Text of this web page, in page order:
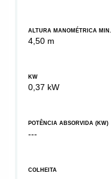
ALTURA MANOMÉTRICA MIN.
4,50 m
KW
0,37 kW
POTÊNCIA ABSORVIDA (KW)
---
COLHEITA